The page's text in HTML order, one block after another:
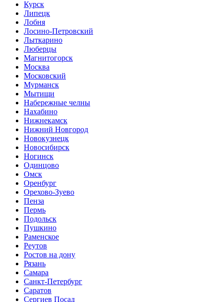
Курск
Липецк
Лобня
Лосино-Петровский
Лыткарино
Люберцы
Магнитогорск
Москва
Московский
Мурманск
Мытищи
Набережные челны
Нахабино
Нижнекамск
Нижний Новгород
Новокузнецк
Новосибирск
Ногинск
Одинцово
Омск
Оренбург
Орехово-Зуево
Пенза
Пермь
Подольск
Пушкино
Раменское
Реутов
Ростов на дону
Рязань
Самара
Санкт-Петербург
Саратов
Сергиев Посад